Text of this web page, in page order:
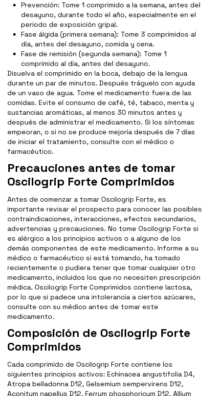
Prevención: Tome 1 comprimido a la semana, antes del
desayuno, durante todo el año, especialmente en el
periodo de exposición gripal.
Fase álgida (primera semana): Tome 3 comprimidos al
día, antes del desayuno, comida y cena.
Fase de remisión (segunda semana): Tome 1
comprimido al día, antes del desayuno.
Disuelva el comprimido en la boca, debajo de la lengua
durante un par de minutos. Después tráguelo con ayuda
de un vaso de agua. Tome el medicamento fuera de las
comidas. Evite el consumo de café, té, tabaco, menta y
sustancias aromáticas, al menos 30 minutos antes y
después de administrar el medicamento. Si los síntomas
empeoran, o si no se produce mejoría después de 7 días
de iniciar el tratamiento, consulte con el médico o
farmacéutico.
Precauciones antes de tomar
Oscilogrip Forte Comprimidos
Antes de comenzar a tomar Oscilogrip Forte, es
importante revisar el prospecto para conocer las posibles
contraindicaciones, interacciones, efectos secundarios,
advertencias y precauciones. No tome Oscilogrip Forte si
es alérgico a los principios activos o a alguno de los
demás componentes de este medicamento. Informe a su
médico o farmacéutico si está tomando, ha tomado
recientemente o pudiera tener que tomar cualquier otro
medicamento, incluidos los que no necesiten prescripción
médica. Oscilogrip Forte Comprimidos contiene lactosa,
por lo que si padece una intolerancia a ciertos azúcares,
consulte con su médico antes de tomar este
medicamento.
Composición de Oscilogrip Forte
Comprimidos
Cada comprimido de Oscilogrip Forte contiene los
siguientes principios activos: Echinacea angustifolia D4,
Atropa belladonna D12, Gelsemium sempervirens D12,
Aconitum napellus D12, Ferrum phosphoricum D12, Allium